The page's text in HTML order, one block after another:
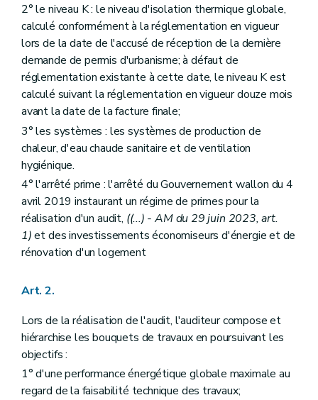
2° le niveau K : le niveau d'isolation thermique globale,
calculé conformément à la réglementation en vigueur
lors de la date de l'accusé de réception de la dernière
demande de permis d'urbanisme; à défaut de
réglementation existante à cette date, le niveau K est
calculé suivant la réglementation en vigueur douze mois
avant la date de la facture finale;
3° les systèmes : les systèmes de production de
chaleur, d'eau chaude sanitaire et de ventilation
hygiénique.
4° l'arrêté prime : l'arrêté du Gouvernement wallon du 4
avril 2019 instaurant un régime de primes pour la
réalisation d'un audit, ((...) - AM du 29 juin 2023, art.
1)et des investissements économiseurs d'énergie et de
rénovation d'un logement
Art. 2.
Lors de la réalisation de l'audit, l'auditeur compose et
hiérarchise les bouquets de travaux en poursuivant les
objectifs :
1° d'une performance énergétique globale maximale au
regard de la faisabilité technique des travaux;